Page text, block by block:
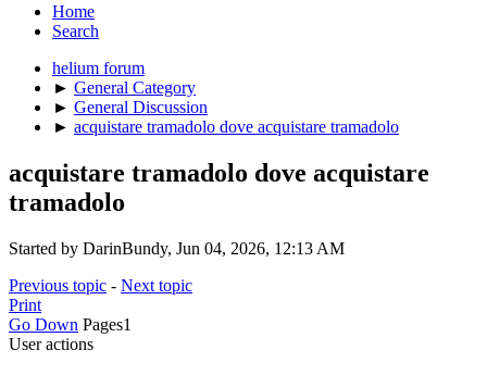
Home
Search
helium forum
► General Category
► General Discussion
► acquistare tramadolo dove acquistare tramadolo
acquistare tramadolo dove acquistare
tramadolo
Started by DarinBundy, Jun 04, 2026, 12:13 AM
Previous topic - Next topic
Print
Go Down Pages1
User actions